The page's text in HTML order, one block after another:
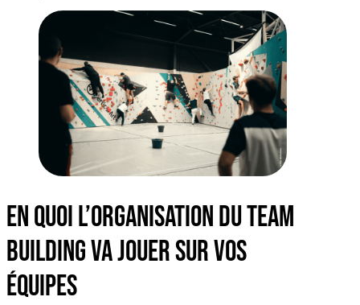
En quoi l’organisation du team
building va jouer sur vos
équipes